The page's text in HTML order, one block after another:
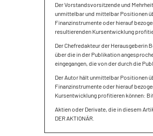
Der Vorstandsvorsitzende und
unmittelbar und mittelbar Positionen
Finanzinstrumente oder hierauf
resultierenden Kursentwicklung
Der Chefredakteur der Herausgeberin
über die in der Publikation
eingegangen, die von der durch die
Der Autor hält unmittelbar Positionen
Finanzinstrumente oder hierauf
Kursentwicklung profitieren können:
Aktien oder Derivate, die in diesem
DER AKTIONÄR.